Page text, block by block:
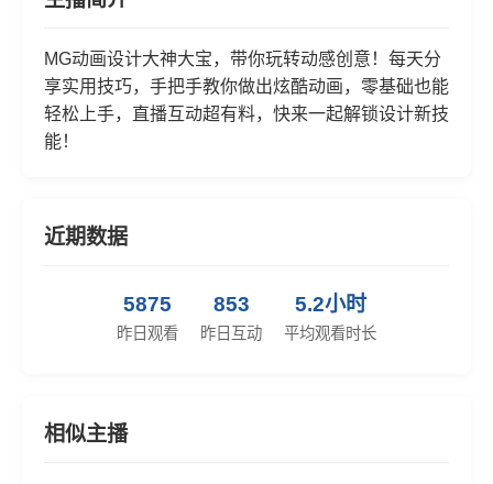
MG动画设计大神大宝，带你玩转动感创意！每天分
享实用技巧，手把手教你做出炫酷动画，零基础也能
轻松上手，直播互动超有料，快来一起解锁设计新技
能！
近期数据
5875
昨日观看
853
昨日互动
5.2小时
平均观看时长
相似主播